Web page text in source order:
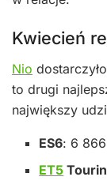
Kwiecień
Nio
to drugi
największy
ES6: 6
ET5